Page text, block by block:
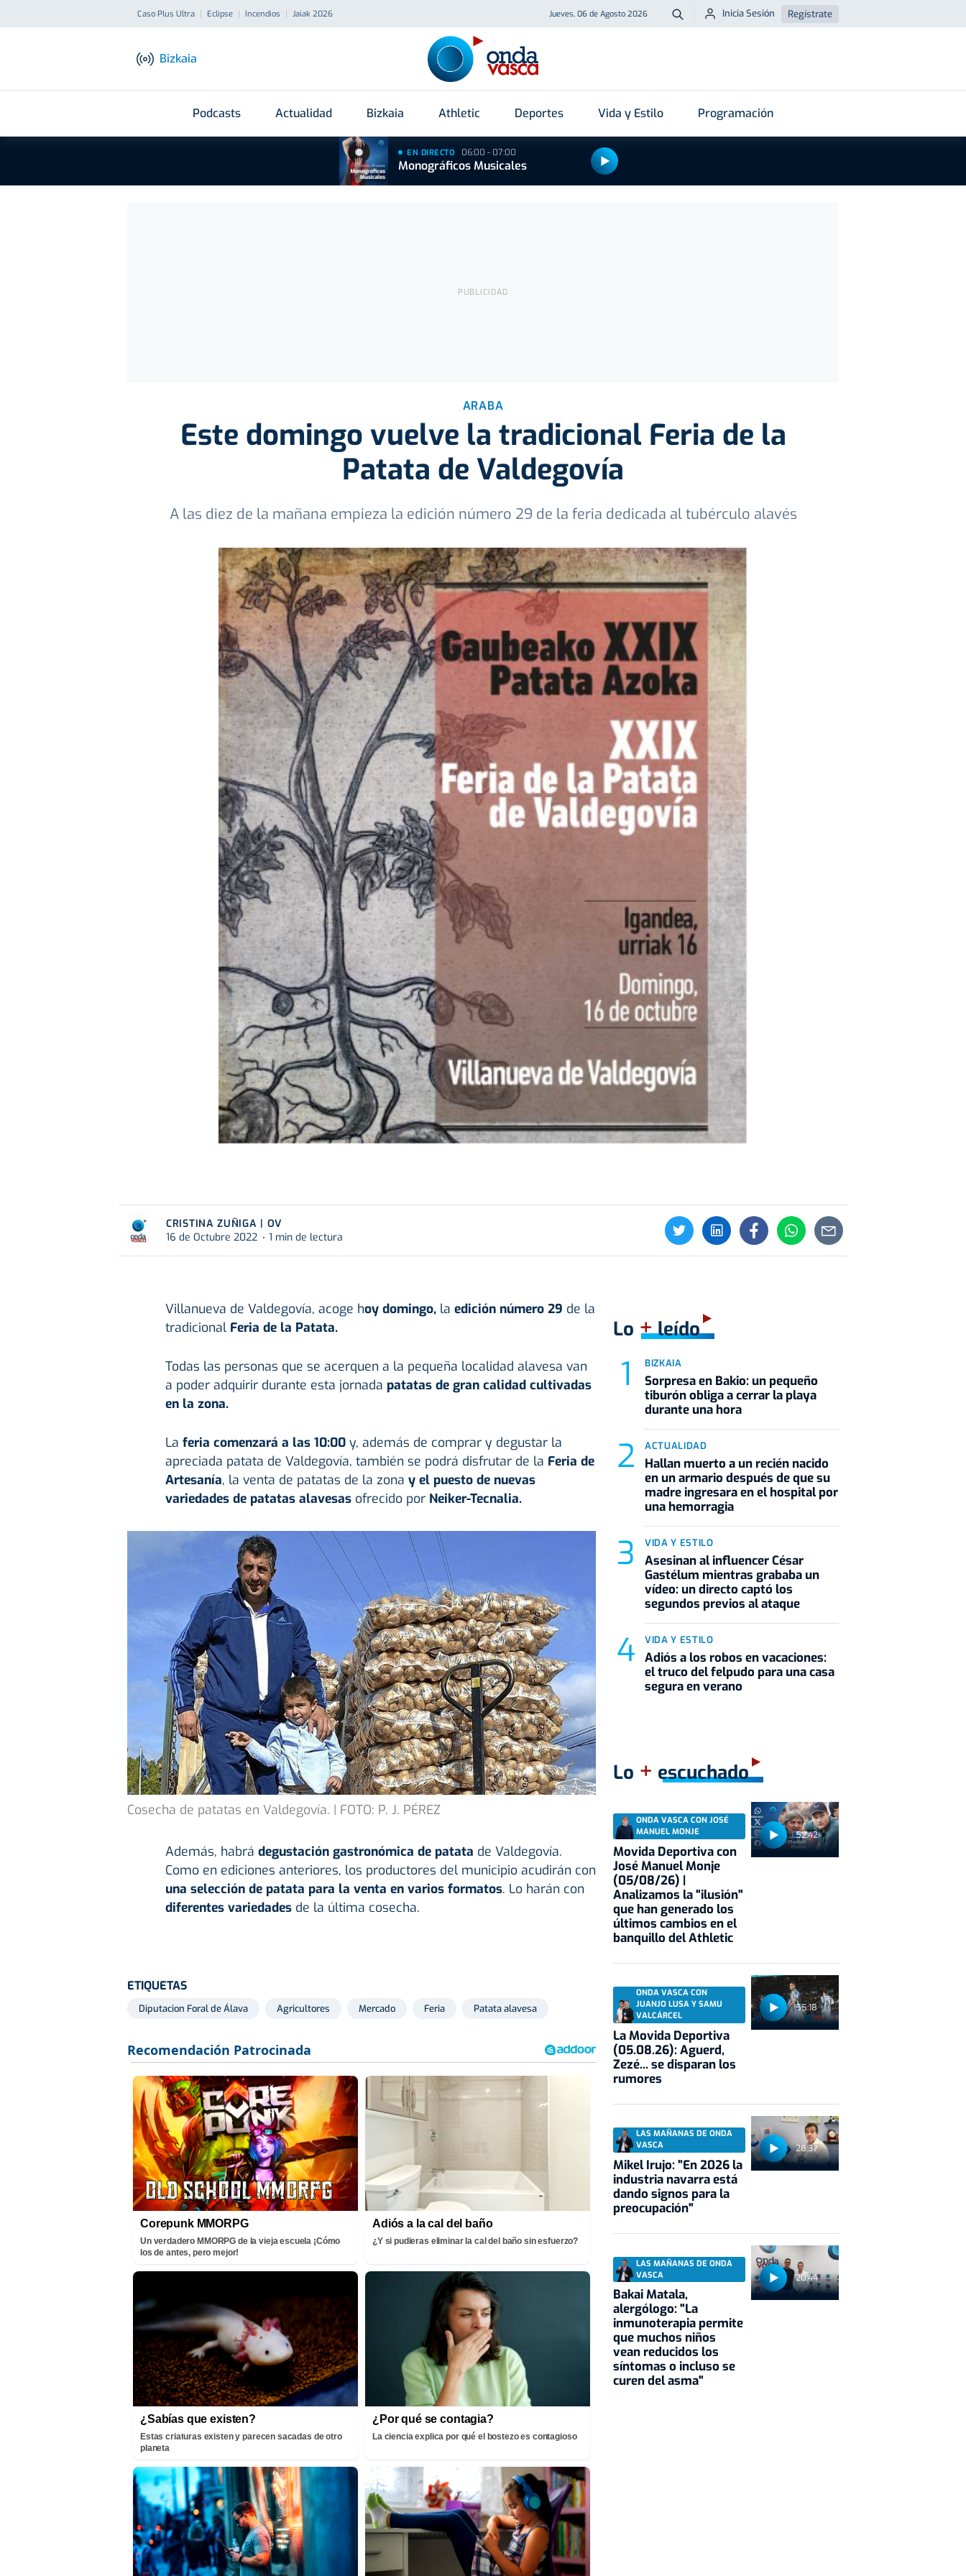
Caso Plus Ultra Eclipse Incendios Jaiak 2026 Jueves, 06 de Agosto 2026 Buscar
Inicia Sesión Regístrate
Bizkaia
Podcasts Actualidad Bizkaia Athletic Deportes Vida y Estilo Programación
EN DIRECTO 06:00 - 07:00
Monográficos Musicales
ARABA
Este domingo vuelve la tradicional Feria de la
Patata de Valdegovía
A las diez de la mañana empieza la edición número 29 de la feria dedicada al tubérculo alavés
CRISTINA ZUÑIGA | OV
16 de Octubre 2022
1 min de lectura
Villanueva de Valdegovía, acoge hoy domingo,la edición número 29 de la
tradicional Feria de la Patata.
Todas las personas que se acerquen a la pequeña localidad alavesa van
a poder adquirir durante esta jornada patatas de gran calidad cultivadas
en la zona.
La feria comenzará a las 10:00y, además de comprar y degustar la
apreciada patata de Valdegovía, también se podrá disfrutar de la Feria de
Artesanía, la venta de patatas de la zona y el puesto de nuevas
variedades de patatas alavesasofrecido por Neiker-Tecnalia.
Cosecha de patatas en Valdegovía. | FOTO: P. J. PÉREZ
Además, habrá degustación gastronómica de patata de Valdegovía.
Como en ediciones anteriores, los productores del municipio acudirán con
una selección de patata para la venta en varios formatos. Lo harán con
diferentes variedadesde la última cosecha.
ETIQUETAS
Diputacion Foral de Álava Agricultores Mercado Feria Patata alavesa
Corepunk MMORPG
Un verdadero MMORPG de la vieja escuela ¡Cómo
los de antes, pero mejor!
Adiós a la cal del baño
¿Y si pudieras eliminar la cal del baño sin esfuerzo?
¿Sabías que existen?
Estas criaturas existen y parecen sacadas de otro
planeta
¿Por qué se contagia?
La ciencia explica por qué el bostezo es contagioso
Lo +leído
BIZKAIA
Sorpresa en Bakio: un pequeño
tiburón obliga a cerrar la playa
durante una hora
ACTUALIDAD
Hallan muerto a un recién nacido
en un armario después de que su
madre ingresara en el hospital por
una hemorragia
VIDA Y ESTILO
Asesinan al influencer César
Gastélum mientras grababa un
vídeo: un directo captó los
segundos previos al ataque
VIDA Y ESTILO
Adiós a los robos en vacaciones:
el truco del felpudo para una casa
segura en verano
Lo + escuchado
52:42
ONDA VASCA CON JOSÉ
MANUEL MONJE
Movida Deportiva con
José Manuel Monje
(05/08/26) |
Analizamos la "ilusión"
que han generado los
últimos cambios en el
banquillo del Athletic
55:18
ONDA VASCA CON
JUANJO LUSA Y SAMU
VALCÁRCEL
La Movida Deportiva
(05.08.26): Aguerd,
Zezé... se disparan los
rumores
28:37
LAS MAÑANAS DE ONDA
VASCA
Mikel Irujo: "En 2026 la
industria navarra está
dando signos para la
preocupación"
20:44
LAS MAÑANAS DE ONDA
VASCA
Bakai Matala,
alergólogo: "La
inmunoterapia permite
que muchos niños
vean reducidos los
síntomas o incluso se
curen del asma"